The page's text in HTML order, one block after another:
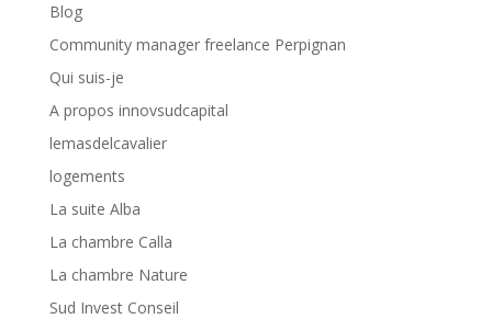
Blog
Community manager freelance Perpignan
Qui suis-je
A propos innovsudcapital
lemasdelcavalier
logements
La suite Alba
La chambre Calla
La chambre Nature
Sud Invest Conseil